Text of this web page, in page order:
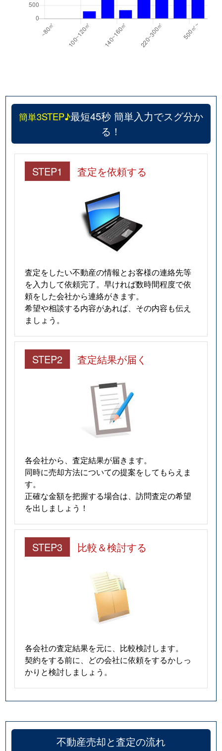
簡単3STEP♪最短45秒 簡単入力でスグ分か
る！
STEP1 査定を依頼する
査定をしたい不動産の情報とお客様の連絡先等
を入力して依頼完了。早ければ数時間程度で依
頼をした会社から連絡がきます。
希望や相談する内容があれば、その内容も伝え
ましょう。
STEP2 査定結果が届く
各会社から、査定結果が届きます。
同時に売却方法についての提案をしてもらえま
す。
正確な金額を把握する場合は、訪問査定の希望
を出しましょう！
STEP3 比較＆検討する
各会社の査定結果を元に、比較検討します。
契約をする前に、どの会社に依頼をするかしっ
かりと検討しましょう。
不動産売却と査定の流れ